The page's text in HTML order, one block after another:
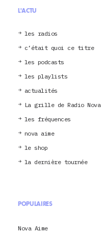
L'ACTU
les radios
c’était quoi ce titre
les podcasts
les playlists
actualités
La grille de Radio Nova
les fréquences
nova aime
le shop
la dernière tournée
POPULAIRES
Nova Aime